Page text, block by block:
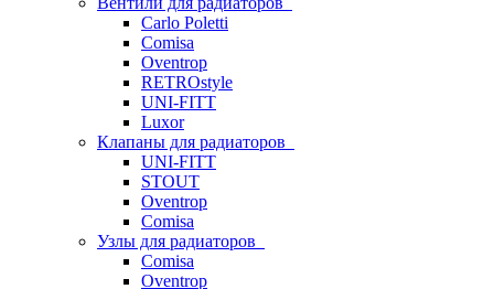
Carlo Poletti
Comisa
Oventrop
RETROstyle
UNI-FITT
Luxor
Клапаны для радиаторов
UNI-FITT
STOUT
Oventrop
Comisa
Узлы для радиаторов
Comisa
Oventrop